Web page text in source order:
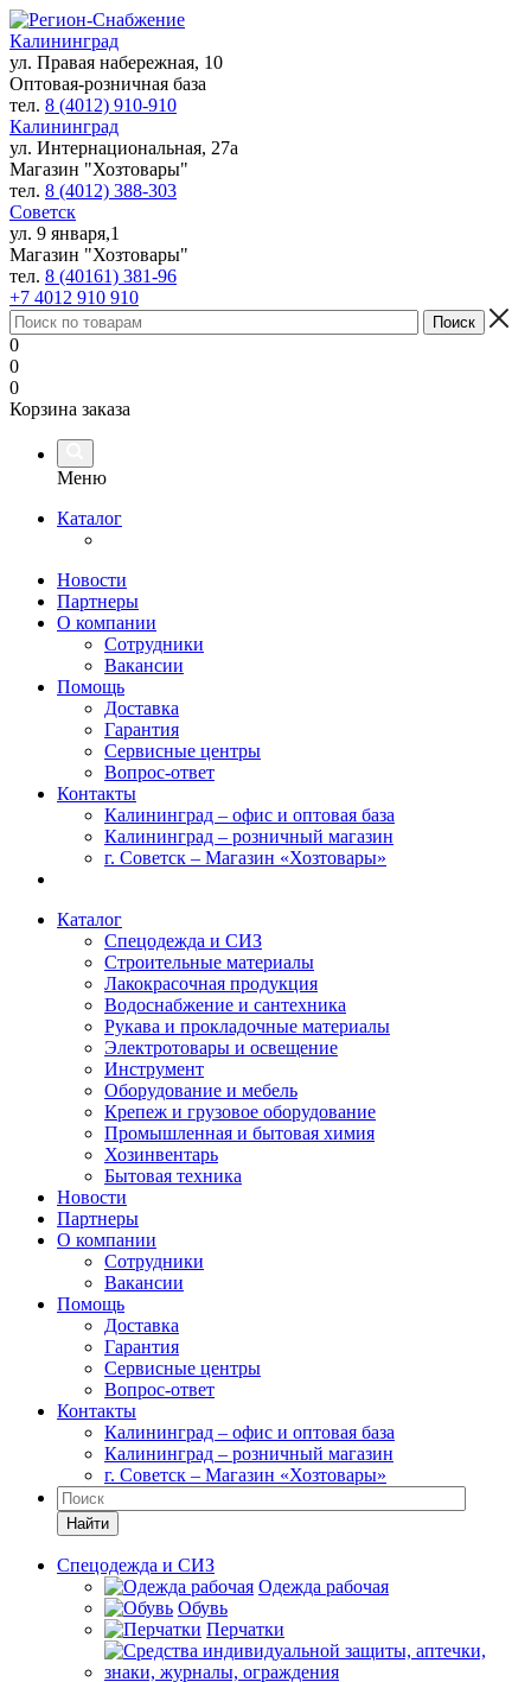
Калининград
ул. Правая набережная, 10
Оптовая-розничная база
тел. 8 (4012) 910-910
Калининград
ул. Интернациональная, 27а
Магазин "Хозтовары"
тел. 8 (4012) 388-303
Советск
ул. 9 января,1
Магазин "Хозтовары"
тел. 8 (40161) 381-96
+7 4012 910 910
0
0
0
Корзина заказа
Меню
Каталог
Новости
Партнеры
О компании
Сотрудники
Вакансии
Помощь
Доставка
Гарантия
Сервисные центры
Вопрос-ответ
Контакты
Калининград – офис и оптовая база
Калининград – розничный магазин
г. Советск – Магазин «Хозтовары»
Каталог
Спецодежда и СИЗ
Строительные материалы
Лакокрасочная продукция
Водоснабжение и сантехника
Рукава и прокладочные материалы
Электротовары и освещение
Инструмент
Оборудование и мебель
Крепеж и грузовое оборудование
Промышленная и бытовая химия
Хозинвентарь
Бытовая техника
Новости
Партнеры
О компании
Сотрудники
Вакансии
Помощь
Доставка
Гарантия
Сервисные центры
Вопрос-ответ
Контакты
Калининград – офис и оптовая база
Калининград – розничный магазин
г. Советск – Магазин «Хозтовары»
Найти
Спецодежда и СИЗ
Одежда рабочая
Обувь
Перчатки